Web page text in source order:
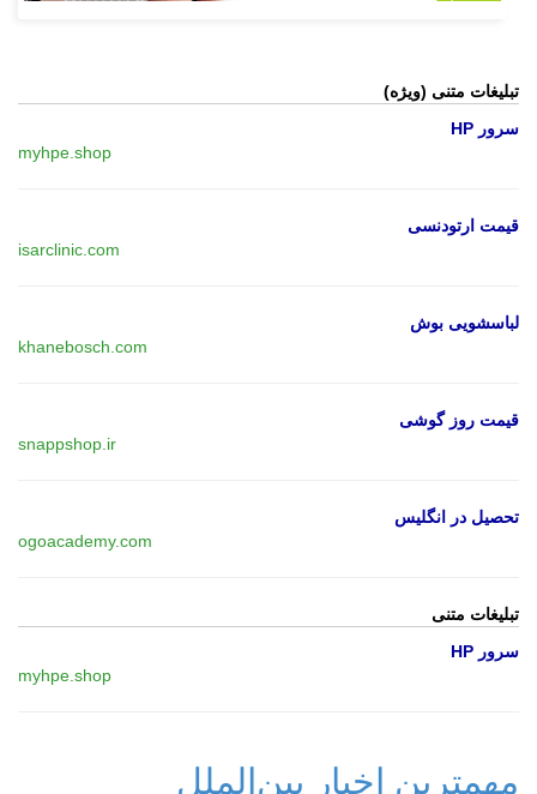
تبلیغات متنی (ویژه)
سرور HP
myhpe.shop
قیمت ارتودنسی
isarclinic.com
لباسشویی بوش
khanebosch.com
قیمت روز گوشی
snappshop.ir
تحصیل در انگلیس
ogoacademy.com
تبلیغات متنی
سرور HP
myhpe.shop
مهمترین اخبار بین‌الملل